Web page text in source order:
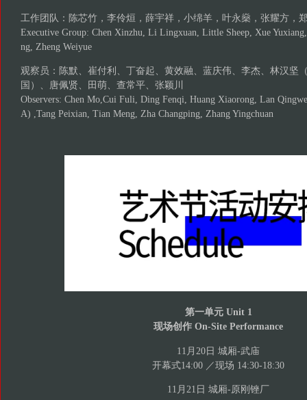
工作团队：陈芯竹，李伶烜，薛宇祥，小绵羊，叶永燊，张耀方，
Executive Group: Chen Xinzhu, Li Lingxuan, Little Sheep, Xue Yuxiang,
ng, Zheng Weiyue
观察员：陈默、崔付利、丁奋起、黄效融、蓝庆伟、李杰、林汉坚
国）、唐佩贤、田萌、查常平、张颖川
Observers: Chen Mo,Cui Fuli, Ding Fenqi, Huang Xiaorong, Lan
A) ,Tang Peixian, Tian Meng, Zha Changping, Zhang Yingchuan
第一单元 Unit 1
现场创作 On-Site Performance
11月20日 城厢-武庙
开幕式14:00 ／现场 14:30-18:30
11月21日 城厢-原刚锉厂